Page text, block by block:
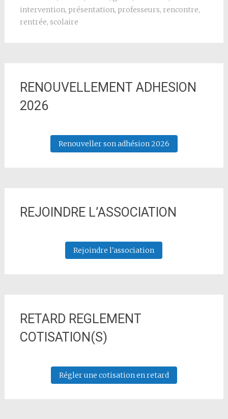
intervention, présentation, professeurs, rencontre,
rentrée, scolaire
RENOUVELLEMENT ADHESION
2026
Renouveller son adhésion 2026
REJOINDRE L’ASSOCIATION
Rejoindre l'association
RETARD REGLEMENT
COTISATION(S)
Régler une cotisation en retard